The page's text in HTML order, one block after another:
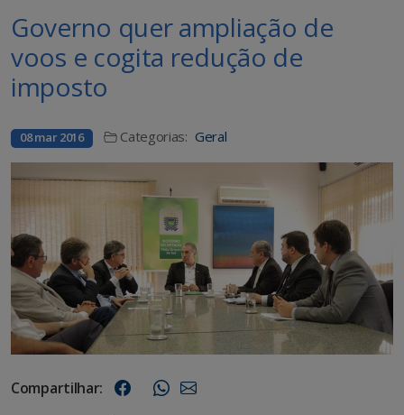
Governo quer ampliação de
voos e cogita redução de
imposto
08 mar 2016 Categorias: Geral
Compartilhar: